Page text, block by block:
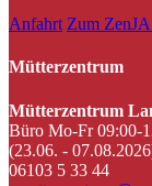
Anfahrt Zum
Mütterzentrum
Mütterzentrum
Büro Mo-Fr 09:00-
(23.06. -
06103 5 33 44